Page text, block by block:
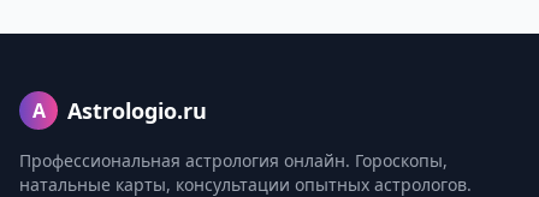
A Astrologio.ru
Профессиональная астрология онлайн. Гороскопы,
натальные карты, консультации опытных астрологов.